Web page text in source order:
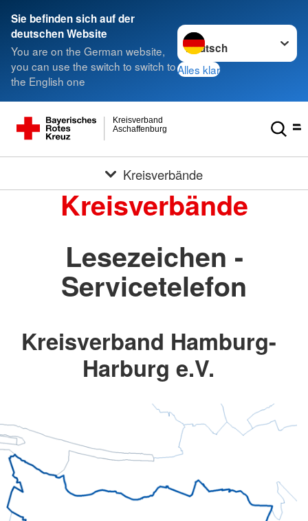
Sie befinden sich auf der
deutschen Website
You are on the German website,
you can use the switch to switch to
the English one
Sprache wechseln zu
Alles klar
Aschaffenburg
Kreisverband
Kreisverbände
Kreisverbände
Lesezeichen -
Servicetelefon
Kreisverband Hamburg-
Harburg e.V.